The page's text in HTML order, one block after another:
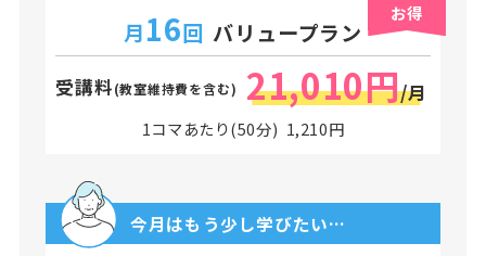
お得
月16回 バリュープラン
受講料(教室維持費を含む) 21,010円/月
1コマあたり(50分) 1,210円
今月はもう少し学びたい…